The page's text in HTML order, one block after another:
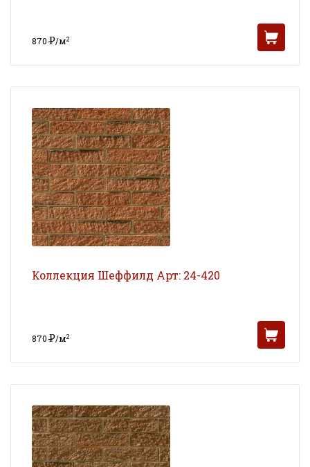
870Р/м2
Коллекция Шеффилд Арт: 24-420
870Р/м2